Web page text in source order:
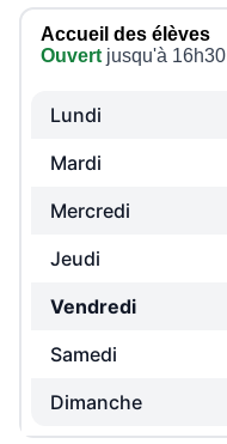
Accueil des élèves
Ouvert jusqu'à 16h30
Lundi
Mardi
Mercredi
Jeudi
Vendredi
Samedi
Dimanche